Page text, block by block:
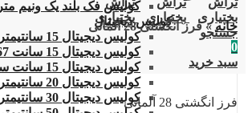
جستجو
0
سبد خرید
کولیس فک بلند یک ونیم متر
کولیس دیجیتال
کولیس دیجیتال 15 سانتیمتر مدل IP54
کولیس دیجیتال 15 سانت IP67
کولیس دیجیتال 15 سانت سیلور
کولیس دیجیتال 20 سانتیمتر
کولیس دیجیتال 30 سانتیمتر
خانه»فرز انگشتی 28 آلمانی
فرز انگشتی 28 آلمانی